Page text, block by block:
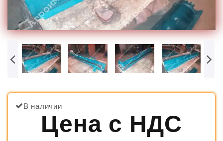
В наличииЦена с НДС